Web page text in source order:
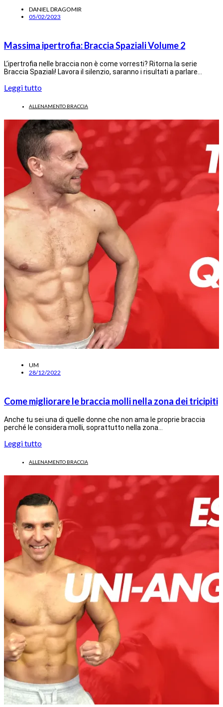
DANIEL DRAGOMIR
05/02/2023
Massima ipertrofia: Braccia Spaziali Volume 2
L’ipertrofia nelle braccia non è come vorresti? Ritorna la serie
Braccia Spaziali! Lavora il silenzio, saranno i risultati a parlare…
Leggi tutto
ALLENAMENTO BRACCIA
UM
28/12/2022
Come migliorare le braccia molli nella zona dei tricipiti
Anche tu sei una di quelle donne che non ama le proprie braccia
perché le considera molli, soprattutto nella zona…
Leggi tutto
ALLENAMENTO BRACCIA